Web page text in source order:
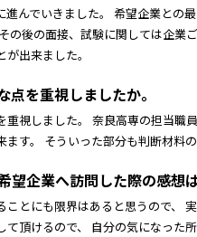
んでいきました。 希望企業との
の後の面接、試験に関しては企
出来ました。
を重視しましたか。
視しました。 奈良高専の担当
す。 そういった部分も判断材料の
望企業へ訪問した際の感想
とにも限界はあると思うので、
頂けるので、 自分の気になった